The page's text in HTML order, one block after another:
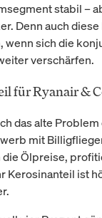
stabil –
Denn auch
wenn sich die
verschärfen.
für Ryanair &
das alte
mit
die Ölpreise,
Kerosinanteil ist